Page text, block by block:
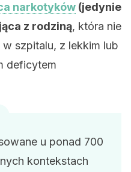
narkotyków (jedynie
z rodziną, która nie
szpitalu, z lekkim lub
deficytem
u ponad 700
kontekstach